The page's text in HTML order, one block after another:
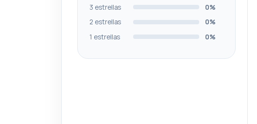
3 estrellas
0%
2 estrellas
0%
1 estrellas
0%